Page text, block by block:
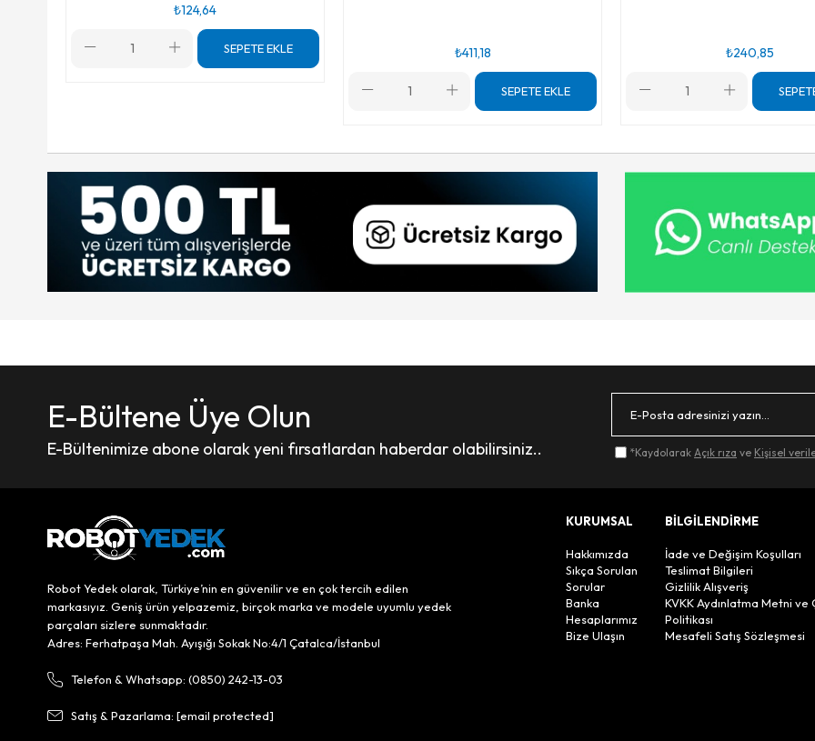
₺124,64
SEPETE EKLE ₺411,18
SEPETE EKLE
₺240,85
E-Bültene Üye Olun
E-Bültenimize abone olarak yeni fırsatlardan haberdar olabilirsiniz.. *Kaydolarak Açık rıza ve Kişisel
Robot Yedek olarak, Türkiye’nin en güvenilir ve en çok tercih edilen
markasıyız. Geniş ürün yelpazemiz, birçok marka ve modele uyumlu yedek
parçaları sizlere sunmaktadır.
Adres: Ferhatpaşa Mah. Ayışığı Sokak No:4/1 Çatalca/İstanbul
Telefon & Whatsapp: (0850) 242-13-03
Satış & Pazarlama: [email protected]
KURUMSAL
Hakkımızda
Sıkça Sorulan
Sorular
Banka
Hesaplarımız
Bize Ulaşın
BİLGİLENDİRME
İade ve Değişim Koşulları
Teslimat Bilgileri
Gizlilik Alışveriş
KVKK Aydınlatma Metni ve
Politikası
Mesafeli Satış Sözleşmesi